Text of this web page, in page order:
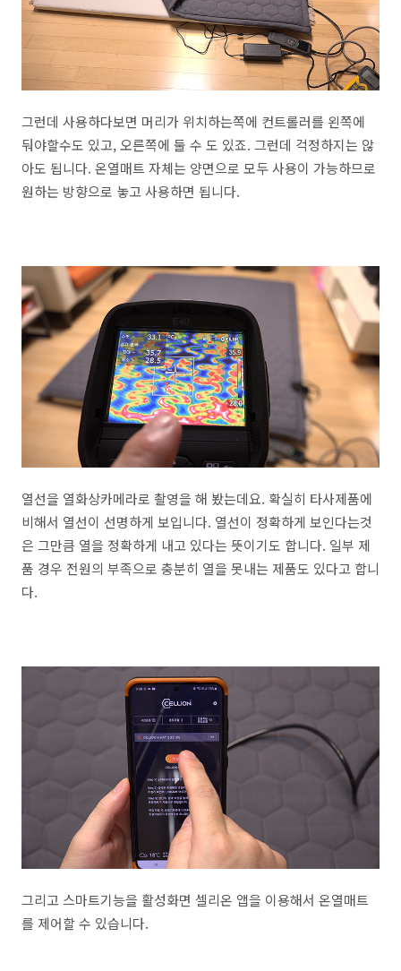
그런데 사용하다보면 머리가 위치하는쪽에 컨트롤러를 왼쪽에
둬야할수도 있고, 오른쪽에 둘 수 도 있죠. 그런데 걱정하지는 않
아도 됩니다. 온열매트 자체는 양면으로 모두 사용이 가능하므로
원하는 방향으로 놓고 사용하면 됩니다.
열선을 열화상카메라로 촬영을 해 봤는데요. 확실히 타사제품에
비해서 열선이 선명하게 보입니다. 열선이 정확하게 보인다는것
은 그만큼 열을 정확하게 내고 있다는 뜻이기도 합니다. 일부 제
품 경우 전원의 부족으로 충분히 열을 못내는 제품도 있다고 합니
다.
그리고 스마트기능을 활성화면 셀리온 앱을 이용해서 온열매트
를 제어할 수 있습니다.